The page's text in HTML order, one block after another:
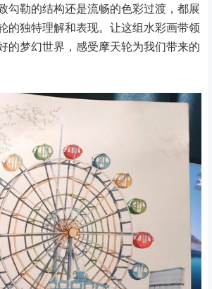
勾勒的结构还是流畅的色彩过渡，都展
的独特理解和表现。让这组水彩画带领
的梦幻世界，感受摩天轮为我们带来的